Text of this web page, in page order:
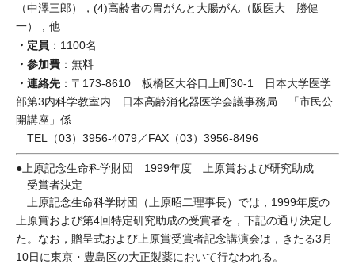
（中澤三郎），(4)高齢者の胃がんと大腸がん（阪医大 勝健
一），他
・定員 ：1100名
・参加費 ：無料
・連絡先：〒173-8610 板橋区大谷口上町30-1 日本大学医学
部第3内科学教室内 日本高齢消化器医学会議事務局 「市民公
開講座」係
TEL（03）3956-4079／FAX（03）3956-8496
●上原記念生命科学財団 1999年度 上原賞および研究助成
受賞者決定
上原記念生命科学財団（上原昭二理事長）では，1999年度の
上原賞および第4回特定研究助成の受賞者を，下記の通り決定し
た。なお，贈呈式および上原賞受賞者記念講演会は，きたる3月
10日に東京・豊島区の大正製薬において行なわれる。